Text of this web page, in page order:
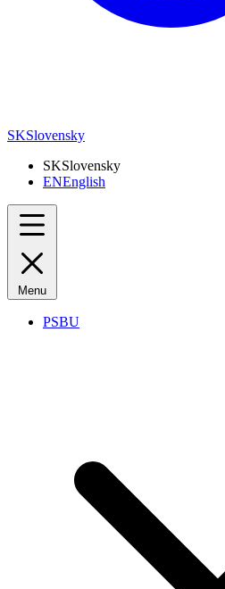
SKSlovensky
SKSlovensky
ENEnglish
Menu
PSBU